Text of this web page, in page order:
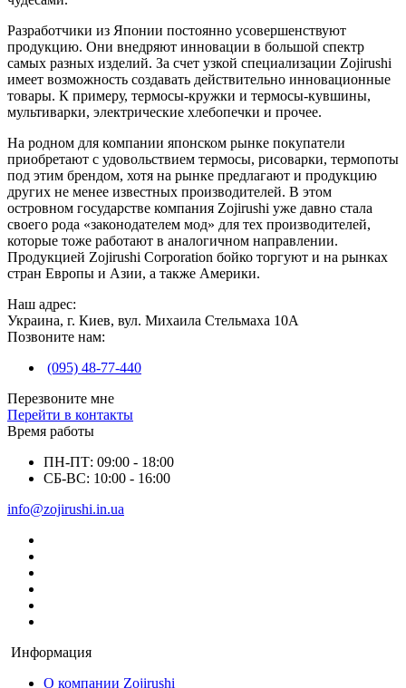
Разработчики из Японии постоянно усовершенствуют
продукцию. Они внедряют инновации в большой спектр
самых разных изделий. За счет узкой специализации Zojirushi
имеет возможность создавать действительно инновационные
товары. К примеру, термосы-кружки и термосы-кувшины,
мультиварки, электрические хлебопечки и прочее.
На родном для компании японском рынке покупатели
приобретают с удовольствием термосы, рисоварки, термопоты
под этим брендом, хотя на рынке предлагают и продукцию
других не менее известных производителей. В этом
островном государстве компания Zojirushi уже давно стала
своего рода «законодателем мод» для тех производителей,
которые тоже работают в аналогичном направлении.
Продукцией Zojirushi Corporation бойко торгуют и на рынках
стран Европы и Азии, а также Америки.
Наш адрес:
Украина, г. Киев, вул. Михаила Стельмаха 10А
Позвоните нам:
(095) 48-77-440
Перезвоните мне
Перейти в контакты
Время работы
ПН-ПТ: 09:00 - 18:00
СБ-ВС: 10:00 - 16:00
info@zojirushi.in.ua
Информация
О компании Zojirushi